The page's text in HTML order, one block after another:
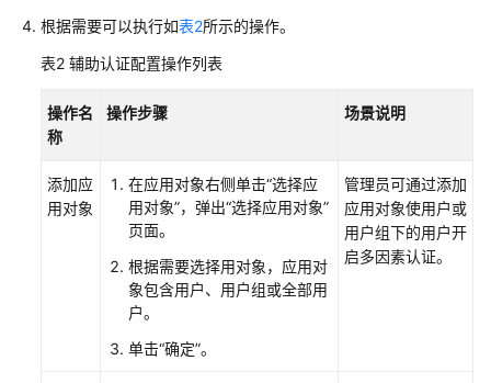
认
为
因
素
认
证
服
务
拟
根据需要可以执行如表2所示的操作。
表2 辅助认证配置操作列表
操作名
称
操作步骤 场景说明
添加应
用对象
在应用对象右侧单击“选择应
用对象”，弹出“选择应用对象”
页面。
根据需要选择用对象，应用对
象包含用户、用户组或全部用
户。
单击“确定”。
管理员可通过添加
应用对象使用户或
用户组下的用户开
启多因素认证。